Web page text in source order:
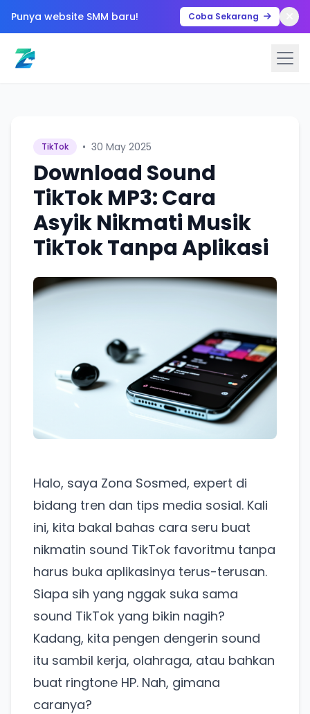
Punya website SMM baru! Coba Sekarang
TikTok • 30 May 2025
Download Sound
TikTok MP3: Cara
Asyik Nikmati Musik
TikTok Tanpa Aplikasi
Halo, saya Zona Sosmed, expert di
bidang tren dan tips media sosial. Kali
ini, kita bakal bahas cara seru buat
nikmatin sound TikTok favoritmu tanpa
harus buka aplikasinya terus-terusan.
Siapa sih yang nggak suka sama
sound TikTok yang bikin nagih?
Kadang, kita pengen dengerin sound
itu sambil kerja, olahraga, atau bahkan
buat ringtone HP. Nah, gimana
caranya?